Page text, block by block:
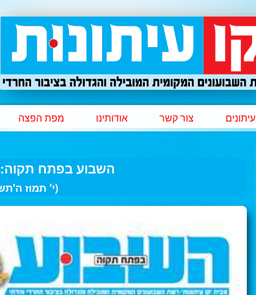
מפת הפצה אודותינו צור קשר עיתונים
השבוע בפתח תקוה: 29 ליוני
(י' תמוז